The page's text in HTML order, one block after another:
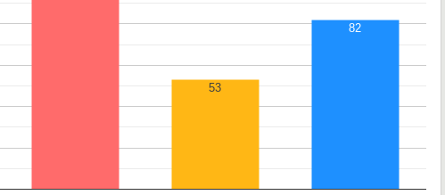
53
82